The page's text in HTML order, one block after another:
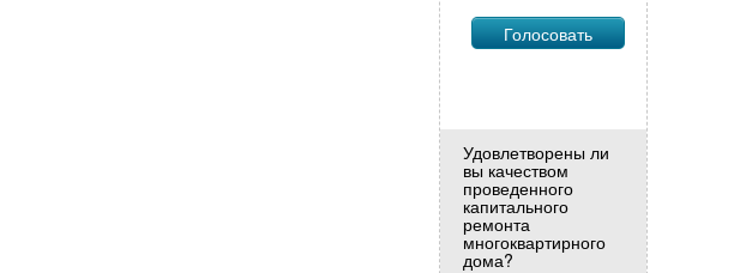
Удовлетворены ли
вы качеством
проведенного
капитального
ремонта
многоквартирного
дома?